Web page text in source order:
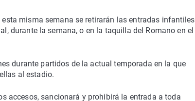
misma semana se retirarán las entradas infantiles
durante la semana, o en la taquilla del Romano en el
durante partidos de la actual temporada en la que
al estadio.
accesos, sancionará y prohibirá la entrada a toda